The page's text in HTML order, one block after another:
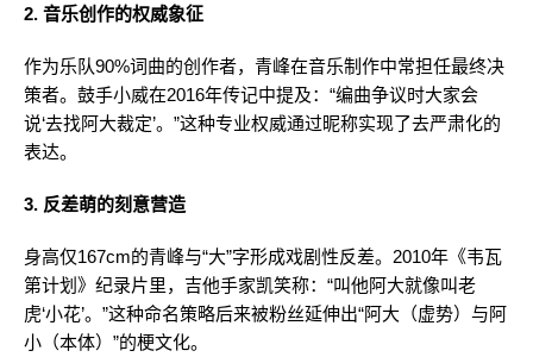
2. 音乐创作的权威象征
作为乐队90%词曲的创作者，青峰在音乐制作中常担任最终决
策者。鼓手小威在2016年传记中提及：“编曲争议时大家会
说‘去找阿大裁定’。”这种专业权威通过昵称实现了去严肃化的
表达。
3. 反差萌的刻意营造
身高仅167cm的青峰与“大”字形成戏剧性反差。2010年《韦瓦
第计划》纪录片里，吉他手家凯笑称：“叫他阿大就像叫老
虎‘小花’。”这种命名策略后来被粉丝延伸出“阿大（虚势）与阿
小（本体）”的梗文化。